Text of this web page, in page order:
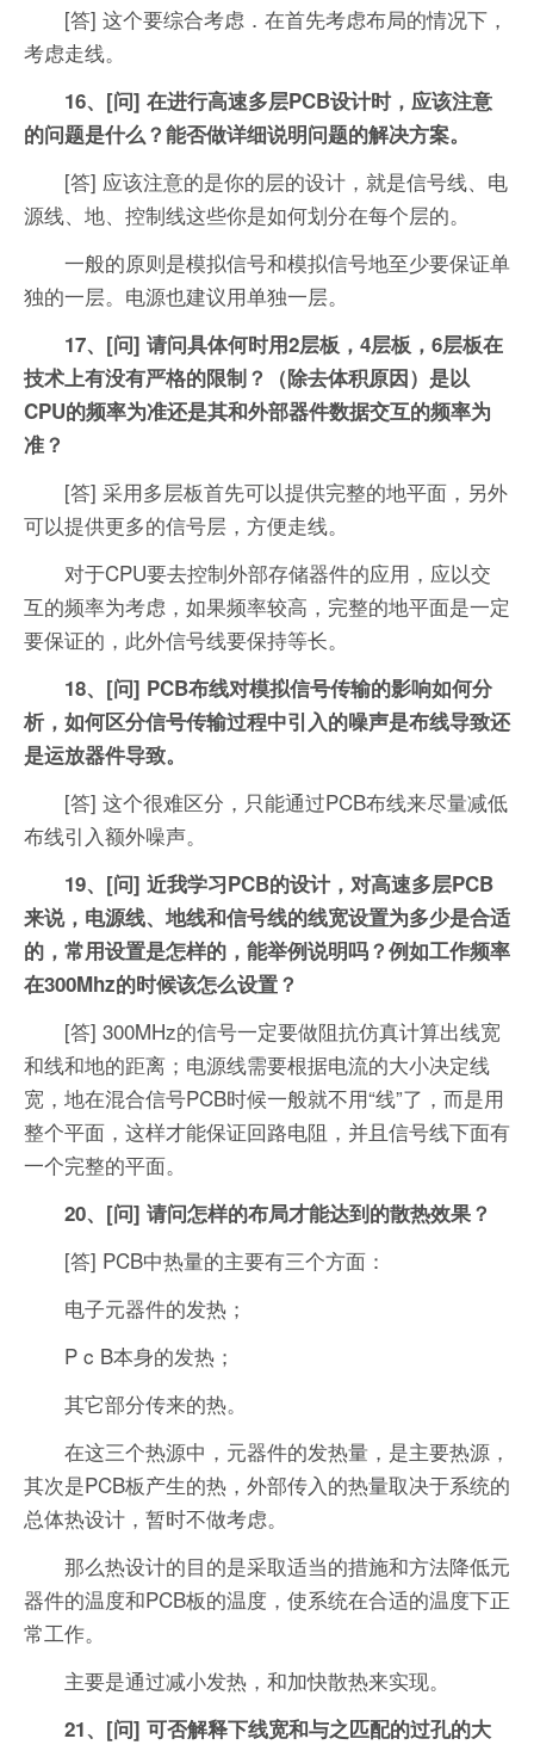
[答] 这个要综合考虑．在首先考虑布局的情况下，
考虑走线。
16、[问] 在进行高速多层PCB设计时，应该注意
的问题是什么？能否做详细说明问题的解决方案。
[答] 应该注意的是你的层的设计，就是信号线、电
源线、地、控制线这些你是如何划分在每个层的。
一般的原则是模拟信号和模拟信号地至少要保证单
独的一层。电源也建议用单独一层。
17、[问] 请问具体何时用2层板，4层板，6层板在
技术上有没有严格的限制？（除去体积原因）是以
CPU的频率为准还是其和外部器件数据交互的频率为
准？
[答] 采用多层板首先可以提供完整的地平面，另外
可以提供更多的信号层，方便走线。
对于CPU要去控制外部存储器件的应用，应以交
互的频率为考虑，如果频率较高，完整的地平面是一定
要保证的，此外信号线要保持等长。
18、[问] PCB布线对模拟信号传输的影响如何分
析，如何区分信号传输过程中引入的噪声是布线导致还
是运放器件导致。
[答] 这个很难区分，只能通过PCB布线来尽量减低
布线引入额外噪声。
19、[问] 近我学习PCB的设计，对高速多层PCB
来说，电源线、地线和信号线的线宽设置为多少是合适
的，常用设置是怎样的，能举例说明吗？例如工作频率
在300Mhz的时候该怎么设置？
[答] 300MHz的信号一定要做阻抗仿真计算出线宽
和线和地的距离；电源线需要根据电流的大小决定线
宽，地在混合信号PCB时候一般就不用“线”了，而是用
整个平面，这样才能保证回路电阻，并且信号线下面有
一个完整的平面。
20、[问] 请问怎样的布局才能达到的散热效果？
[答] PCB中热量的主要有三个方面：
电子元器件的发热；
P c B本身的发热；
其它部分传来的热。
在这三个热源中，元器件的发热量，是主要热源，
其次是PCB板产生的热，外部传入的热量取决于系统的
总体热设计，暂时不做考虑。
那么热设计的目的是采取适当的措施和方法降低元
器件的温度和PCB板的温度，使系统在合适的温度下正
常工作。
主要是通过减小发热，和加快散热来实现。
21、[问] 可否解释下线宽和与之匹配的过孔的大